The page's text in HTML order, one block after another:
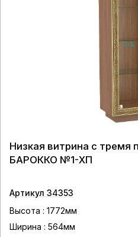
Низкая витрина с тремя
БАРОККО №1-ХП
Артикул 34353
Высота : 1772мм
Ширина : 564мм